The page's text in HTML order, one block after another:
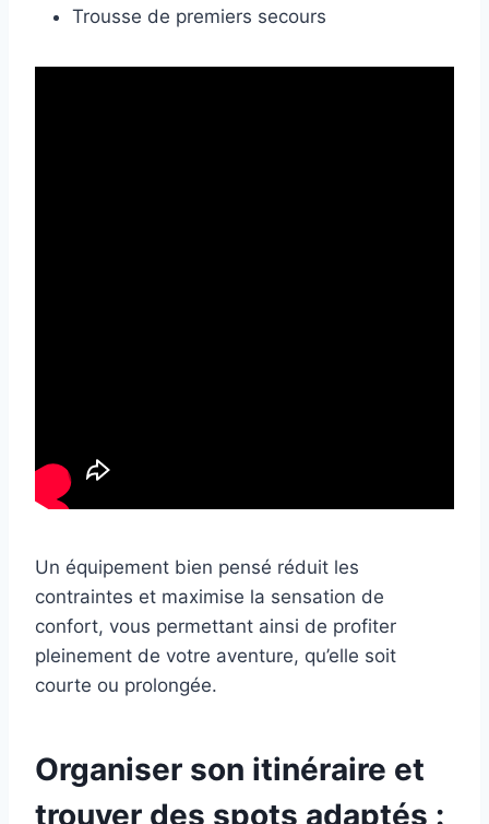
Trousse de premiers secours
Un équipement bien pensé réduit les
contraintes et maximise la sensation de
confort, vous permettant ainsi de profiter
pleinement de votre aventure, qu’elle soit
courte ou prolongée.
Organiser son itinéraire et
trouver des spots adaptés :